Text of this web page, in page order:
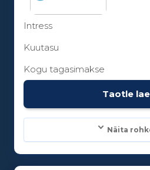
Intress
Kuutasu
Kogu tagasimakse
Taotle
Näita